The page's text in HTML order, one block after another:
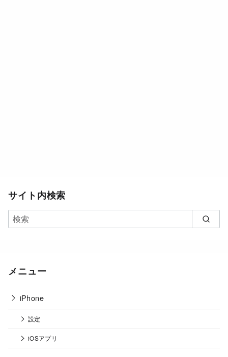
サイト内検索
メニュー
iPhone
設定
iOSアプリ